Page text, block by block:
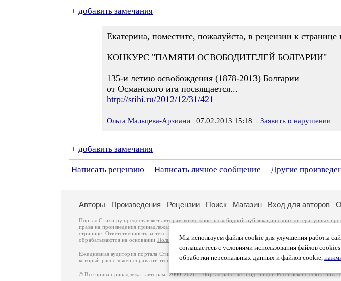
+ добавить замечания
Екатерина, поместите, пожалуйста, в рецензии к странице
КОНКУРС "ПАМЯТИ ОСВОБОДИТЕЛЕЙ БОЛГАРИИ"
135-и летию освобождения (1878-2013) Болгарии
от Османского ига посвящается...
http://stihi.ru/2012/12/31/421
Ольга Мальцева-Арзиани 07.02.2013 15:18 Заявить о нарушении
+ добавить замечания
Написать рецензию Написать личное сообщение Другие
Мы используем файлы cookie для улучшения работы
соглашаетесь с условиями использования файлов
обработки персональных данных и файлов cookie,
Авторы Произведения Рецензии Поиск Магазин Вход для авторов
Портал Стихи.ру предоставляет авторам возможность свободной публикации своих литературных
права на произведения принадлежат авторам и охраняются
. Перепечатка произведений
странице. Ответственность за тексты произведений авторы несут самостоятельно на основании
обрабатываются на основании Политики обработки персональных данных. Вы также можете
Ежедневная аудитория портала Стихи.ру – порядка 200 тысяч посетителей, которые в общей сумме
который расположен справа от этого текста. В каждой графе указано по две цифры: количество
© Все права принадлежат авторам, 2000-2026. Портал работает под эгидойРоссийского союза